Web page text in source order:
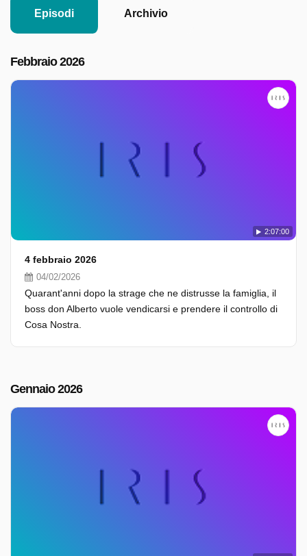
Episodi Archivio
Febbraio 2026
2:07:00
4 febbraio 2026
04/02/2026
Quarant'anni dopo la strage che ne distrusse la famiglia, il
boss don Alberto vuole vendicarsi e prendere il controllo di
Cosa Nostra.
Gennaio 2026